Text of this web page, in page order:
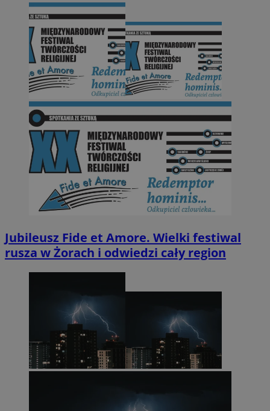
Jubileusz Fide et Amore. Wielki festiwal
rusza w Żorach i odwiedzi cały region